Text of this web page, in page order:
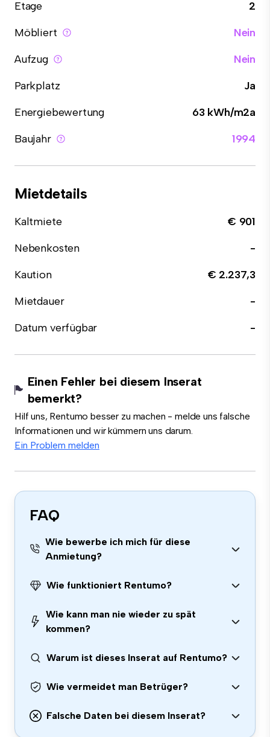
Etage
2
Möbliert
Nein
Aufzug
Nein
Parkplatz
Ja
Energiebewertung
63 kWh/m2a
Baujahr
1994
Mietdetails
Kaltmiete
€ 901
Nebenkosten
-
Kaution
€ 2.237,3
Mietdauer
-
Datum verfügbar
-
Einen Fehler bei diesem Inserat
bemerkt?
Hilf uns, Rentumo besser zu machen - melde uns falsche
Informationen und wir kümmern uns darum.
Ein Problem melden
FAQ
Wie bewerbe ich mich für diese
Anmietung?
Wie funktioniert Rentumo?
Wie kann man nie wieder zu spät
kommen?
Warum ist dieses Inserat auf Rentumo?
Wie vermeidet man Betrüger?
Falsche Daten bei diesem Inserat?